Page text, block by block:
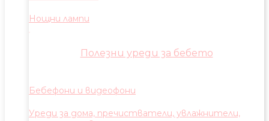
Нощни лампи
Полезни уреди за бебето
Бебефони и видеофони
Уреди за дома, пречистватели, увлажнители,